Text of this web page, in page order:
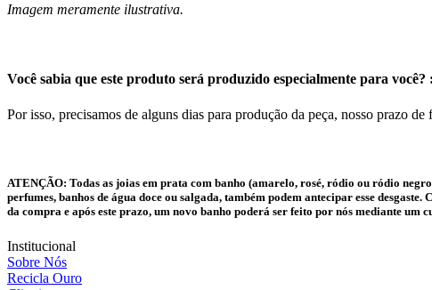
Imagem meramente ilustrativa.
Você sabia que este produto será produzido especialmente para você?
Por isso, precisamos de alguns dias para produção da peça, nosso prazo de
ATENÇÃO: Todas as joias em prata com banho (amarelo, rosé, ródio ou ródio
perfumes, banhos de água doce ou salgada, também podem antecipar esse
da compra e após este prazo, um novo banho poderá ser feito por nós mediante um
Institucional
Sobre Nós
Recicla Ouro